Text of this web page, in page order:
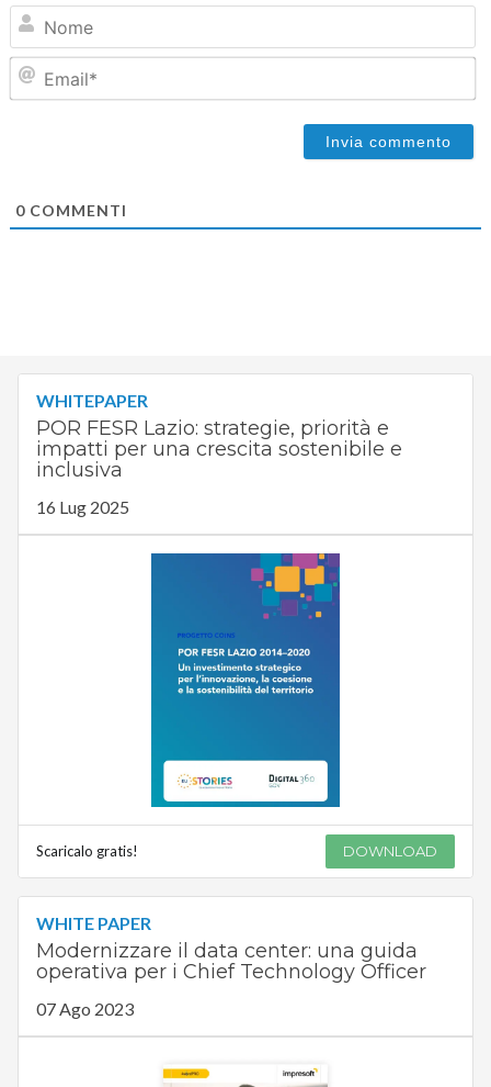
0COMMENTI
WHITEPAPER
POR FESR Lazio: strategie, priorità e
impatti per una crescita sostenibile e
inclusiva
16 Lug 2025
Scaricalo gratis! DOWNLOAD
WHITE PAPER
Modernizzare il data center: una guida
operativa per i Chief Technology Officer
07 Ago 2023